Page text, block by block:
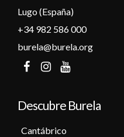
Lugo (España)
+34 982 586 000
burela@burela.org
Descubre Burela
Cantábrico